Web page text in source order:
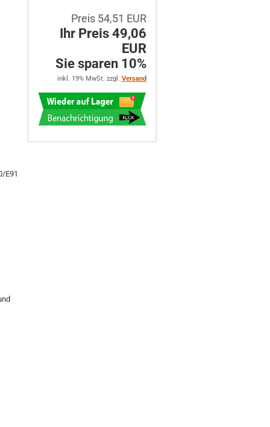
Preis 54,51 EUR
Ihr Preis 49,06
EUR
Sie sparen 10%
inkl. 19% MwSt. zzgl. Versand
E91